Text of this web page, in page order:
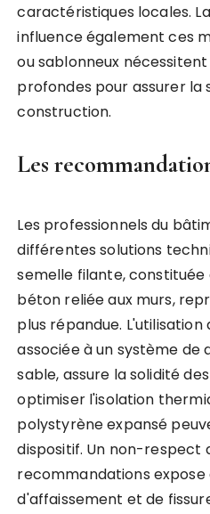
caractéristiques locales.
influence également ces
ou sablonneux
profondes pour assurer la
construction.
Les
Les professionnels du
différentes solutions
semelle filante,
béton reliée aux murs,
plus répandue.
associée à un système
sable, assure la solidité
optimiser l'isolation
polystyrène expansé
dispositif. Un non-respect
recommandations expose
d'affaissement et de